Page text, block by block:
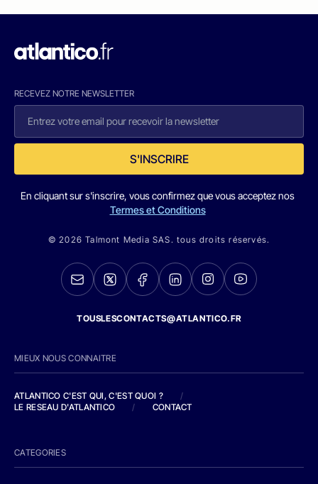
RECEVEZ NOTRE NEWSLETTER
S'INSCRIRE
En cliquant sur s'inscrire, vous confirmez que vous acceptez nos
Termes et Conditions
© 2026 Talmont Media SAS. tous droits réservés.
TOUSLESCONTACTS@ATLANTICO.FR
MIEUX NOUS CONNAITRE
ATLANTICO C'EST QUI, C'EST QUOI ?
/
LE RESEAU D'ATLANTICO
/ CONTACT
CATEGORIES